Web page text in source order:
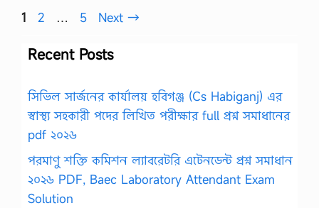
Page
1 Page
2 … Page
5 Next →
Recent Posts
সিভিল সার্জনের কার্যালয় হবিগঞ্জ (Cs Habiganj) এর
স্বাস্থ্য সহকারী পদের লিখিত পরীক্ষার full প্রশ্ন সমাধানের
pdf ২০২৬
পরমাণু শক্তি কমিশন ল্যাবরেটরি এটেনডেন্ট প্রশ্ন সমাধান
২০২৬ PDF, Baec Laboratory Attendant Exam
Solution